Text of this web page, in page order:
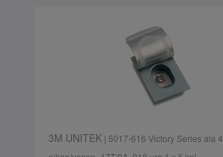
3M UNITEK| 5017-616 Victory Series ala 4